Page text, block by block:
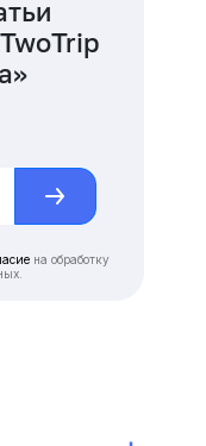
на обработку